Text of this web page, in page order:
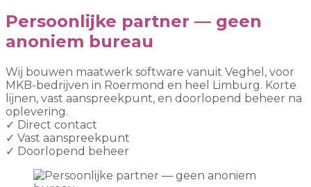
Persoonlijke partner — geen
anoniem bureau
Wij bouwen maatwerk software vanuit Veghel, voor
MKB-bedrijven in Roermond en heel Limburg. Korte
lijnen, vast aanspreekpunt, en doorlopend beheer na
oplevering.
✓ Direct contact
✓ Vast aanspreekpunt
✓ Doorlopend beheer